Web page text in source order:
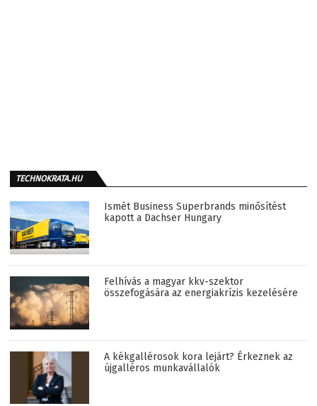
TECHNOKRATA.HU
Ismét Business Superbrands minősítést
kapott a Dachser Hungary
Felhívás a magyar kkv-szektor
összefogására az energiakrízis kezelésére
A kékgallérosok kora lejárt? Érkeznek az
újgalléros munkavállalók